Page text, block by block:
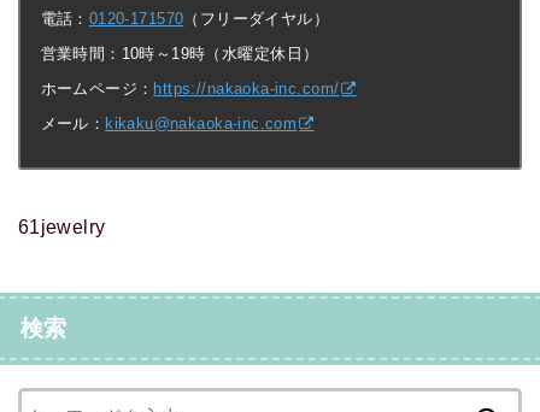
電話： 0120-171570 （フリーダイヤル）
営業時間：10時～19時（水曜定休日）
ホームページ： https://nakaoka-inc.com/
メール： kikaku@nakaoka-inc.com
61jewelry
検索